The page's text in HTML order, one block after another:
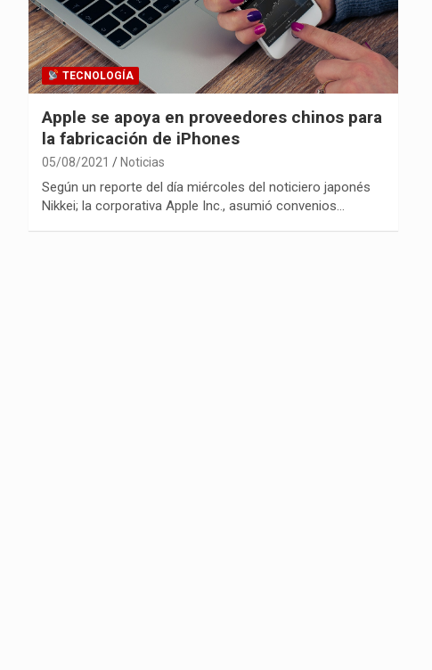
TECNOLOGÍA
Apple se apoya en proveedores chinos para
la fabricación de iPhones
05/08/2021 Noticias
Según un reporte del día miércoles del noticiero japonés
Nikkei; la corporativa Apple Inc., asumió convenios…